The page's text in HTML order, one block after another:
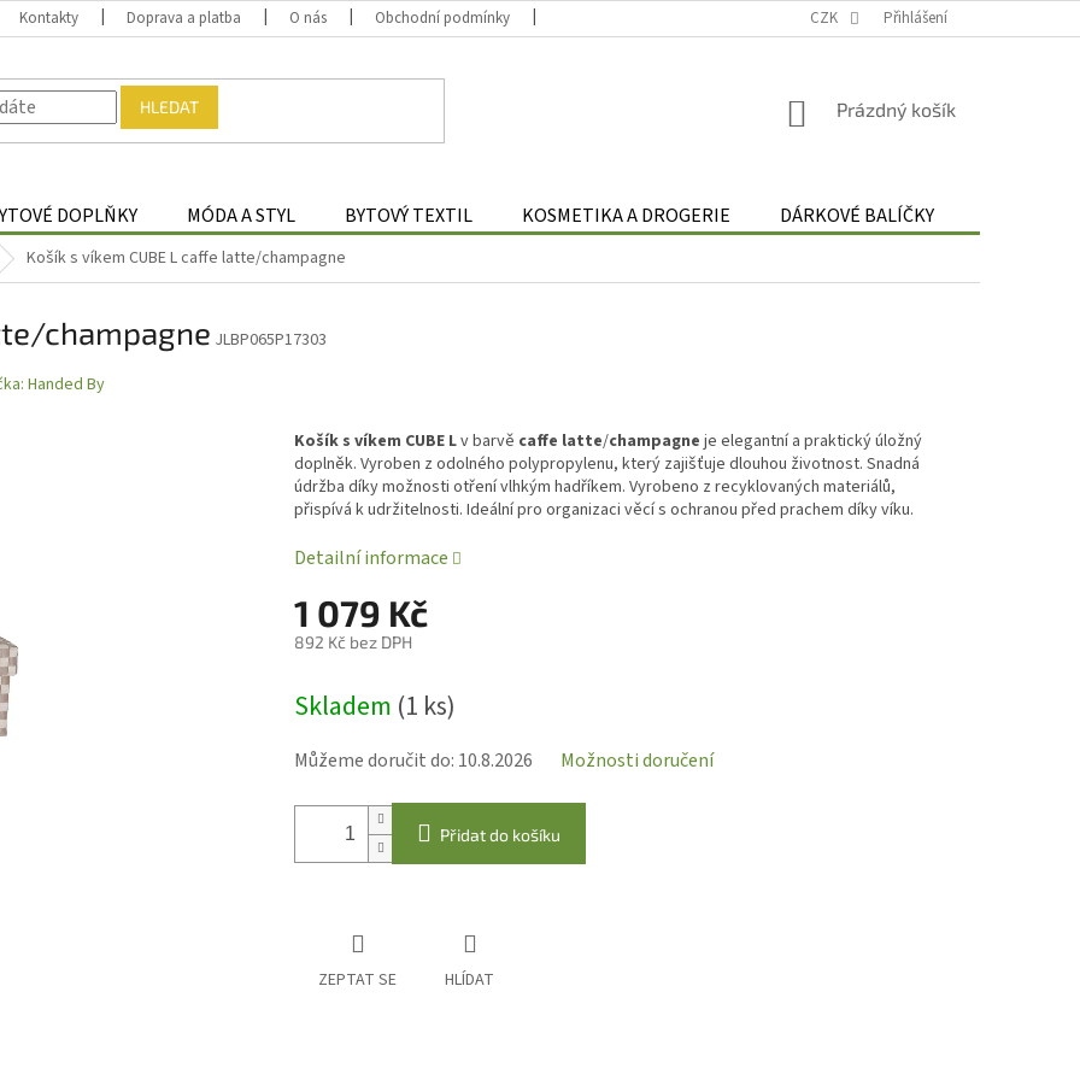
Kontakty Doprava a platba O nás Obchodní podmínky Odstoupení od smlouvy
CZK Přihlášení
HLEDAT
NÁKUPNÍ
Prázdný košík
DOPLŇKY MÓDA A STYL BYTOVÝ TEXTIL KOSMETIKA A DROGERIE DÁRKOVÉ BALÍČKY
Košík s víkem CUBE L caffe latte/champagne
champagne JLBP065P17303
Handed By
1 079 Kč
892 Kč bez DPH
cena:
Skladem (1 ks)
Můžeme doručit do: 10.8.2026 Možnosti doručení
Přidat do košíku
Košík s víkem CUBE Lv barvě caffe latte/champagne je elegantní a praktický úložný
doplněk. Vyroben z odolného polypropylenu, který zajišťuje dlouhou životnost. Snadná
údržba díky možnosti otření vlhkým hadříkem. Vyrobeno z recyklovaných materiálů,
přispívá k udržitelnosti. Ideální pro organizaci věcí s ochranou před prachem díky víku.
Detailní informace
ZEPTAT SE HLÍDAT